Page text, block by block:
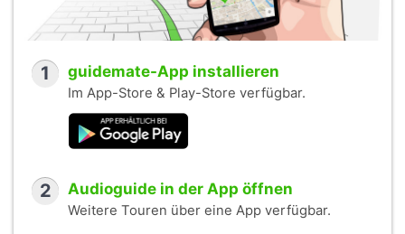
1 guidemate-App installieren
Im App-Store & Play-Store verfügbar.
2 Audioguide in der App öffnen
Weitere Touren über eine App verfügbar.